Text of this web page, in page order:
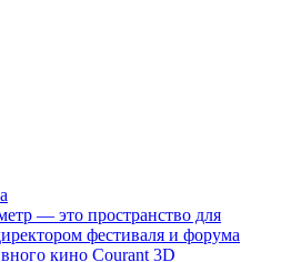
— это пространство для
фестиваля и форума
кино Courant 3D